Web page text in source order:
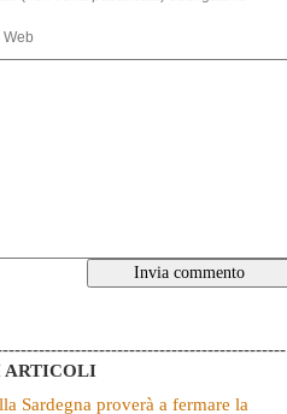
Web
ARTICOLI
Sardegna proverà a fermare la